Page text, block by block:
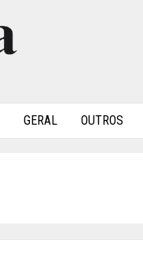
GERAL OUTROS